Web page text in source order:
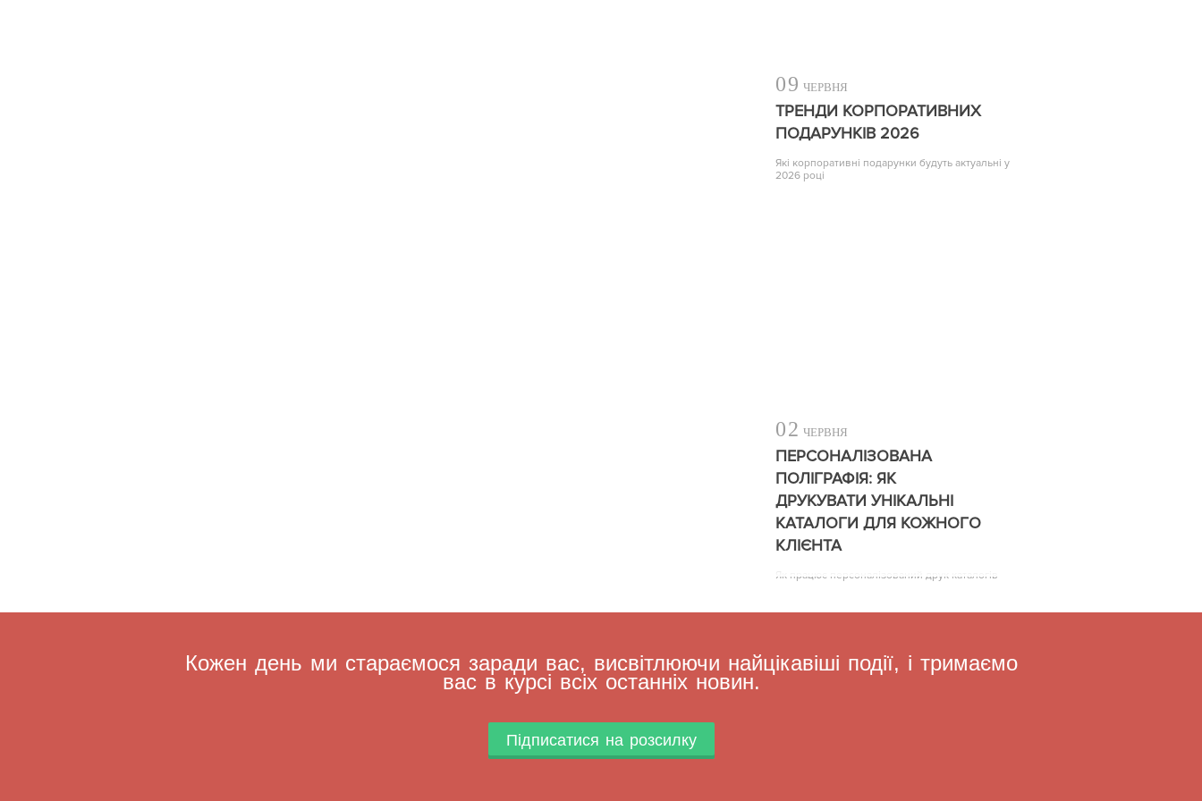
09 ЧЕРВНЯ
ТРЕНДИ КОРПОРАТИВНИХ
ПОДАРУНКІВ 2026
Які корпоративні подарунки будуть актуальні у
2026 році
02 ЧЕРВНЯ
ПЕРСОНАЛІЗОВАНА
ПОЛІГРАФІЯ: ЯК
ДРУКУВАТИ УНІКАЛЬНІ
КАТАЛОГИ ДЛЯ КОЖНОГО
КЛІЄНТА
Як працює персоналізований друк каталогів
Кожен день ми стараємося заради вас, висвітлюючи найцікавіші події, і тримаємо
вас в курсі всіх останніх новин.
Підписатися на розсилку